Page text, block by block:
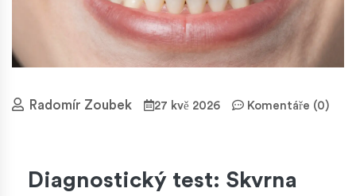
Radomír Zoubek 27 kvě 2026 Komentáře (0)
Diagnostický test: Skvrna